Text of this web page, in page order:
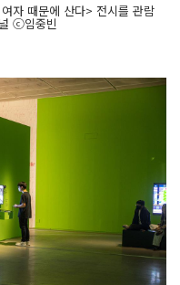
자 때문에 산다> 전시를 관람
ⓒ임중빈